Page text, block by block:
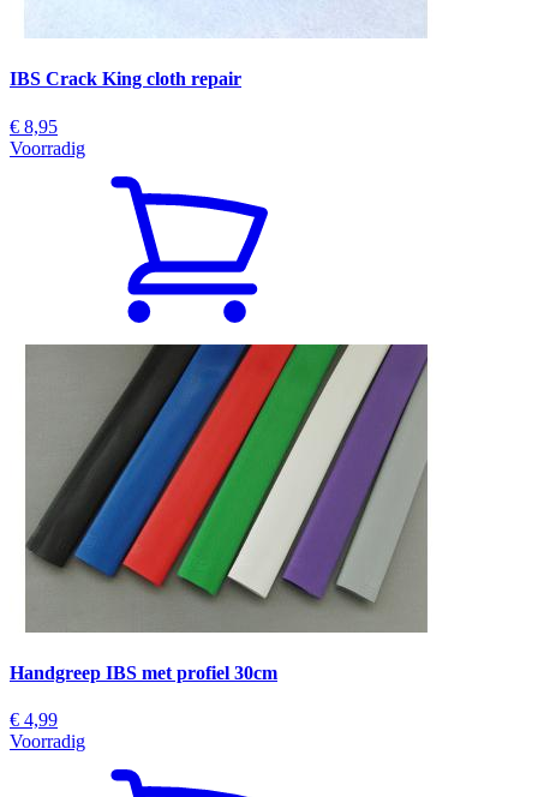
IBS Crack King cloth repair
€ 8,95
Voorradig
Handgreep IBS met profiel 30cm
€ 4,99
Voorradig